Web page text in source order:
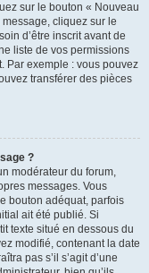
sur le bouton « Nouveau
cliquez sur le
d’être inscrit avant de
liste de vos permissions
Par exemple : vous pouvez
transférer des pièces
?
modérateur du forum,
messages. Vous
bouton adéquat, parfois
ait été publié. Si
texte situé en dessous du
modifié, contenant la date
pas s’il s’agit d’une